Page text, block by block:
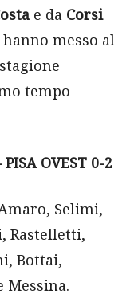
e da Corsi
messo al
tempo
PISA OVEST 0-2
Selimi,
Rastelletti,
Bottai,
Messina.